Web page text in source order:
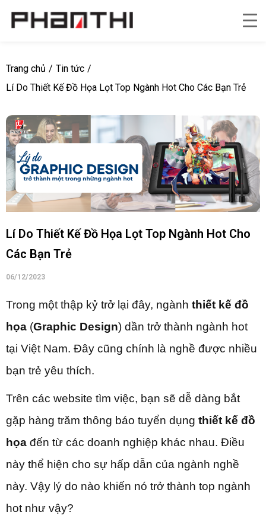
Trang chủ / Tin tức /
Lí Do Thiết Kế Đồ Họa Lọt Top Ngành Hot Cho Các Bạn Trẻ
Lí Do Thiết Kế Đồ Họa Lọt Top Ngành Hot Cho
Các Bạn Trẻ
06/12/2023
Trong một thập kỷ trở lại đây, ngành thiết kế đồ
họa (Graphic Design) dần trở thành ngành hot
tại Việt Nam. Đây cũng chính là nghề được nhiều
bạn trẻ yêu thích.
Trên các website tìm việc, bạn sẽ dễ dàng bắt
gặp hàng trăm thông báo tuyển dụng thiết kế đồ
họa đến từ các doanh nghiệp khác nhau. Điều
này thể hiện cho sự hấp dẫn của ngành nghề
này. Vậy lý do nào khiến nó trở thành top ngành
hot như vậy?